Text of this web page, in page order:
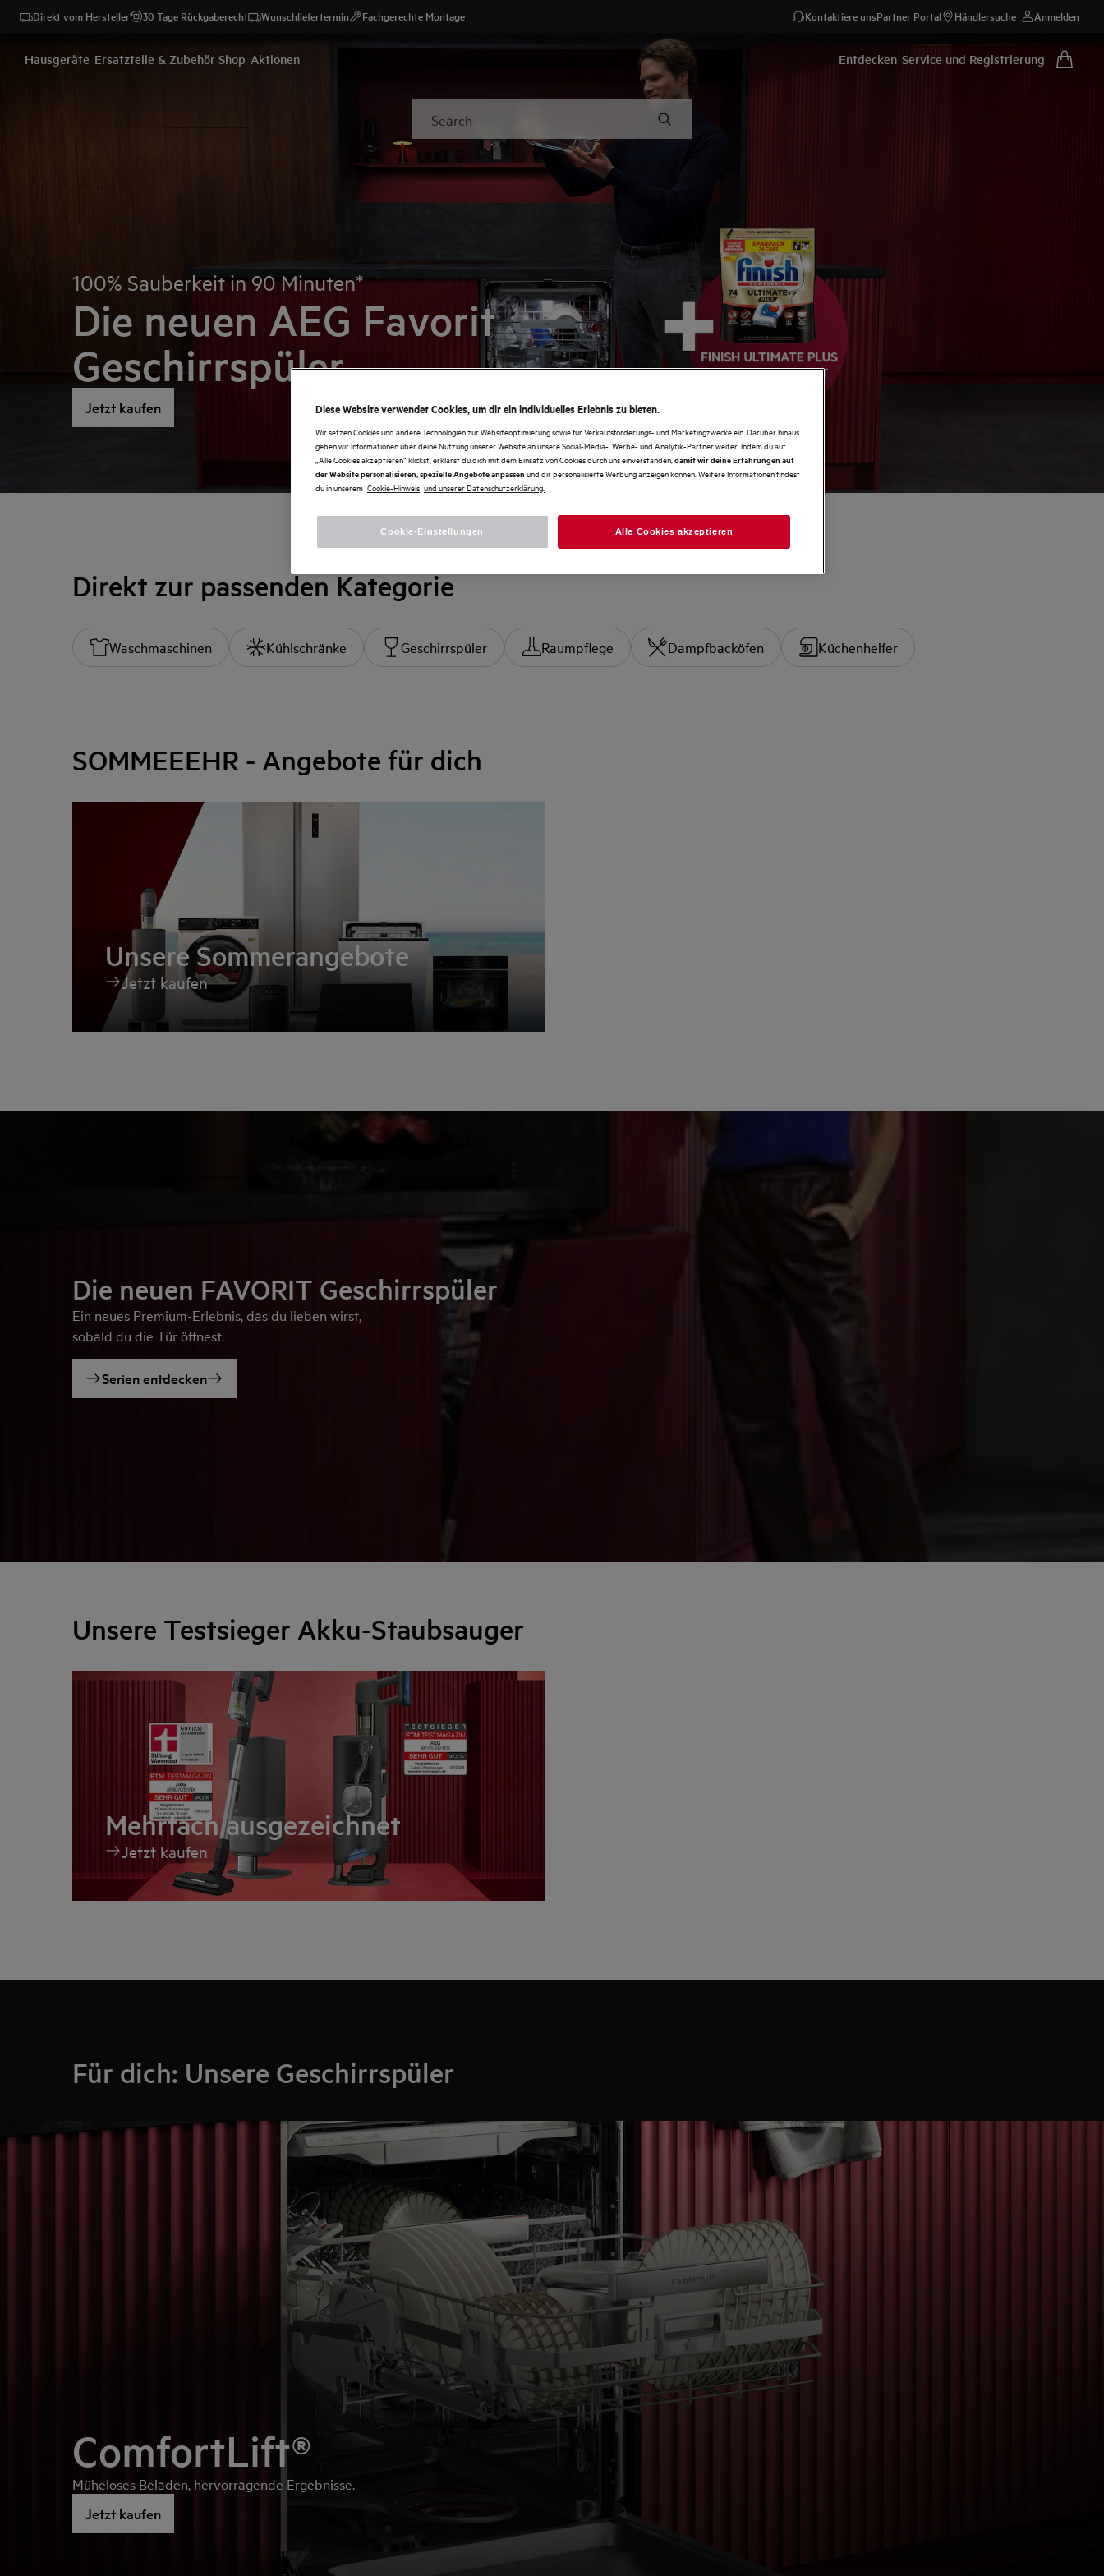
Direkt vom Hersteller 30 Tage Rückgaberecht Wunschliefertermin Fachgerechte Montage Kontaktiere unsPartner Portal Händlersuche Anmelden
Hausgeräte Ersatzteile & Zubehör Shop Aktionen Entdecken Service und Registrierung
Search
AEG - Hero Block
100% Sauberkeit in 90 Minuten*
Die neuen AEG Favorit
Geschirrspüler
Jetzt kaufen
Direkt zur passenden Kategorie
Waschmaschinen Kühlschränke Geschirrspüler Raumpflege Dampfbacköfen Küchenhelfer
SOMMEEEHR - Angebote für dich
Unsere Sommerangebote
Jetzt kaufen
Die neuen FAVORIT Geschirrspüler
Ein neues Premium-Erlebnis, das du lieben wirst,
sobald du die Tür öffnest.
Serien entdecken
Unsere Testsieger Akku-Staubsauger
Mehrfach ausgezeichnet
Jetzt kaufen
Für dich: Unsere Geschirrspüler
ComfortLift®
Müheloses Beladen, hervorragende Ergebnisse.
Jetzt kaufen
Diese Website verwendet Cookies, um dir ein individuelles Erlebnis zu bieten.
Wir setzen Cookies und andere Technologien zur Websiteoptimierung sowie für Verkaufsförderungs- und Marketingzwecke ein. Darüber hinaus
geben wir Informationen über deine Nutzung unserer Website an unsere Social-Media-, Werbe- und Analytik-Partner weiter. Indem du auf
„Alle Cookies akzeptieren“ klickst, erklärst du dich mit dem Einsatz von Cookies durch uns einverstanden, damit wir deine Erfahrungen auf
der Website personalisieren, spezielle Angebote anpassen und dir personalisierte Werbung anzeigen können. Weitere Informationen findest
du in unserem Cookie-Hinweis und unserer Datenschutzerklärung.
Cookie-Einstellungen Alle Cookies akzeptieren